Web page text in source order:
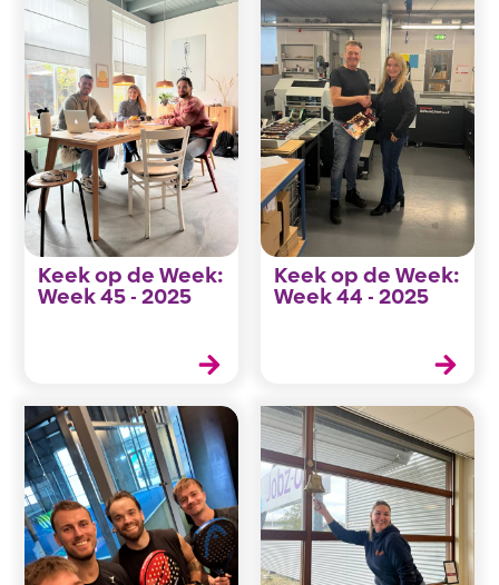
Keek op de Week:
Week 45 - 2025
Keek op de Week:
Week 44 - 2025